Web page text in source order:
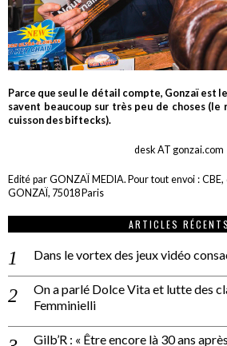
Parce que seul le détail compte, Gonzaï est
savent beaucoup sur très peu de choses
cuisson des biftecks).
desk AT gonzai.com
Edité par GONZAÏ MEDIA. Pour tout envoi :
GONZAÏ, 75018 Paris
ARTICLES RÉCENTS
Dans le vortex des jeux vidéo
On a parlé Dolce Vita et lutte des
Femminielli
Gilb’R : « Être encore là 30 ans